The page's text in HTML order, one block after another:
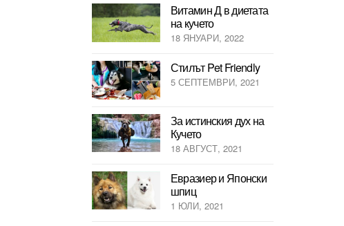
Витамин Д в диетата
на кучето
18 ЯНУАРИ, 2022
Стилът Pet Friendly
5 СЕПТЕМВРИ, 2021
За истинския дух на
Кучето
18 АВГУСТ, 2021
Евразиер и Японски
шпиц
1 ЮЛИ, 2021